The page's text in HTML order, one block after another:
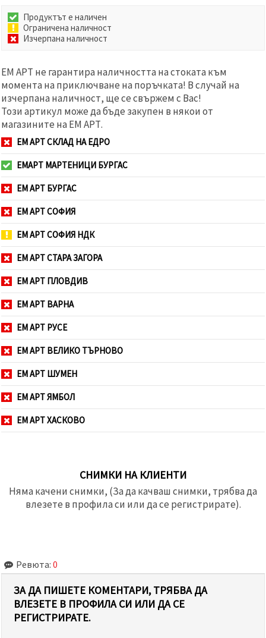
Продуктът е наличен
Ограничена наличност
Изчерпана наличност
ЕМ АРТ не гарантира наличността на стоката към
момента на приключване на поръчката! В случай на
изчерпана наличност, ще се свържем с Вас!
Този артикул може да бъде закупен в някои от
магазините на ЕМ АРТ.
ЕМ АРТ СКЛАД НА ЕДРО
ЕМАРТ МАРТЕНИЦИ БУРГАС
ЕМ АРТ БУРГАС
ЕМ АРТ СОФИЯ
ЕМ АРТ СОФИЯ НДК
ЕМ АРТ СТАРА ЗАГОРА
ЕМ АРТ ПЛОВДИВ
ЕМ АРТ ВАРНА
ЕМ АРТ РУСЕ
ЕМ АРТ ВЕЛИКО ТЪРНОВО
ЕМ АРТ ШУМЕН
ЕМ АРТ ЯМБОЛ
ЕМ АРТ ХАСКОВО
СНИМКИ НА КЛИЕНТИ
Няма качени снимки, (За да качваш снимки, трябва да
влезете в профила си или да се регистрирате).
Ревюта: 0
ЗА ДА ПИШЕТЕ КОМЕНТАРИ, ТРЯБВА ДА
ВЛЕЗЕТЕ В ПРОФИЛА СИ ИЛИ ДА СЕ
РЕГИСТРИРАТЕ.